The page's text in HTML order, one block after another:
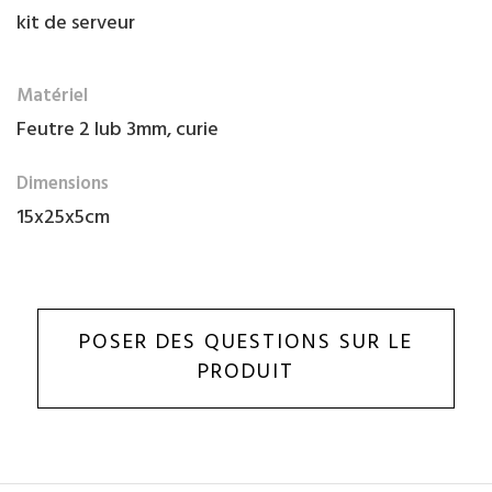
kit de serveur
Matériel
Feutre 2 lub 3mm, curie
Dimensions
15x25x5cm
POSER DES QUESTIONS SUR LE
PRODUIT